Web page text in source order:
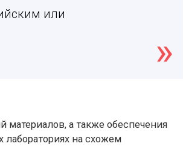
или
а также обеспечения
лабораториях на схожем